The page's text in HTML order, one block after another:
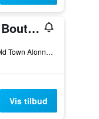
Althea Boutique Hotel
Alonnisos Old Town Alonnisos 370 05 Greece, Alonnisos, Hellas
Vis tilbud